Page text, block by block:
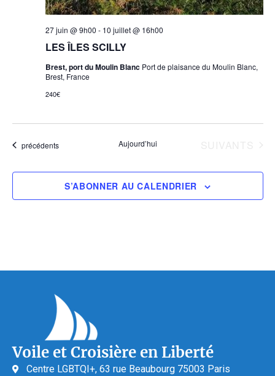
LES ÎLES SCILLY
27 juin @ 9h00 - 10 juillet @ 16h00
Brest, port du Moulin Blanc Port de plaisance du Moulin Blanc,
Brest, France
240€
Évènements
précédents Aujourd’hui
S’ABONNER AU CALENDRIER
Voile et Croisière en Liberté
Centre LGBTQI+, 63 rue Beaubourg 75003 Paris